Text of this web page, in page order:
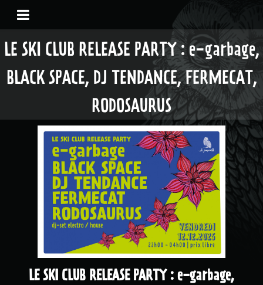
LE SKI CLUB RELEASE PARTY : e-garbage,
BLACK SPACE, DJ TENDANCE, FERMECAT,
RODOSAURUS
LE SKI CLUB RELEASE PARTY : e-garbage,